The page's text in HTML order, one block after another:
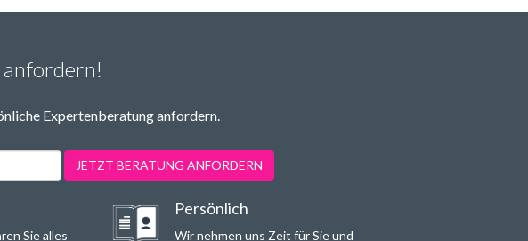
anfordern!
Expertenberatung anfordern.
JETZT BERATUNG ANFORDERN
Sie alles
Persönlich
Wir nehmen uns Zeit für Sie und